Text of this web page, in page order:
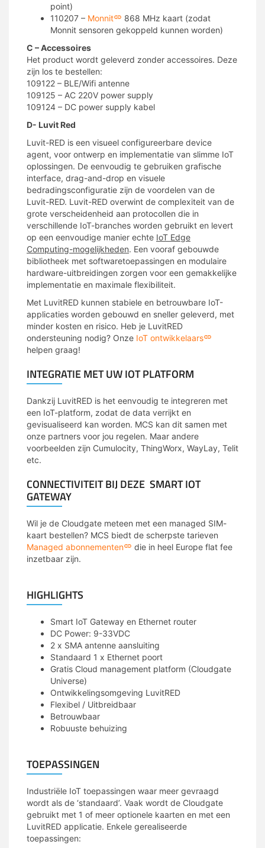
point)
110207 – Monnit
868 MHz kaart (zodat
Monnit sensoren gekoppeld kunnen worden)
C – Accessoires
Het product wordt geleverd zonder accessoires. Deze
zijn los te bestellen:
109122 – BLE/Wifi antenne
109125 – AC 220V power supply
109124 – DC power supply kabel
D- Luvit Red
Luvit-RED is een visueel configureerbare device
agent, voor ontwerp en implementatie van slimme IoT
oplossingen. De eenvoudig te gebruiken grafische
interface, drag-and-drop en visuele
bedradingsconfiguratie zijn de voordelen van de
Luvit-RED. Luvit-RED overwint de complexiteit van de
grote verscheidenheid aan protocollen die in
verschillende IoT-branches worden gebruikt en levert
op een eenvoudige manier echte IoT Edge
Computing-mogelijkheden. Een vooraf gebouwde
bibliotheek met softwaretoepassingen en modulaire
hardware-uitbreidingen zorgen voor een gemakkelijke
implementatie en maximale flexibiliteit.
Met LuvitRED kunnen stabiele en betrouwbare IoT-
applicaties worden gebouwd en sneller geleverd, met
minder kosten en risico. Heb je LuvitRED
ondersteuning nodig? Onze IoT ontwikkelaars
helpen graag!
INTEGRATIE MET UW IOT PLATFORM
Dankzij LuvitRED is het eenvoudig te integreren met
een IoT-platform, zodat de data verrijkt en
gevisualiseerd kan worden. MCS kan dit samen met
onze partners voor jou regelen. Maar andere
voorbeelden zijn Cumulocity, ThingWorx, WayLay, Telit
etc.
CONNECTIVITEIT BIJ DEZE SMART IOT
GATEWAY
Wil je de Cloudgate meteen met een managed SIM-
kaart bestellen? MCS biedt de scherpste tarieven
Managed abonnementen
die in heel Europe flat fee
inzetbaar zijn.
HIGHLIGHTS
Smart IoT Gateway en Ethernet router
DC Power: 9-33VDC
2 x SMA antenne aansluiting
Standaard 1 x Ethernet poort
Gratis Cloud management platform (Cloudgate
Universe)
Ontwikkelingsomgeving LuvitRED
Flexibel / Uitbreidbaar
Betrouwbaar
Robuuste behuizing
TOEPASSINGEN
Industriële IoT toepassingen waar meer gevraagd
wordt als de ‘standaard’. Vaak wordt de Cloudgate
gebruikt met 1 of meer optionele kaarten en met een
LuvitRED applicatie. Enkele gerealiseerde
toepassingen: